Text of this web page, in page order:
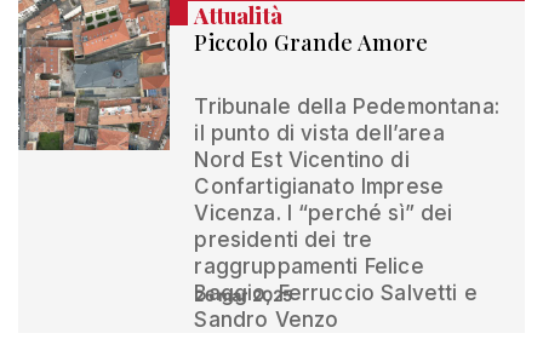
Attualità
Piccolo Grande Amore
Tribunale della Pedemontana:
il punto di vista dell’area
Nord Est Vicentino di
Confartigianato Imprese
Vicenza. I “perché sì” dei
presidenti dei tre
raggruppamenti Felice
Baggio, Ferruccio Salvetti e
Sandro Venzo
26 mar 2025